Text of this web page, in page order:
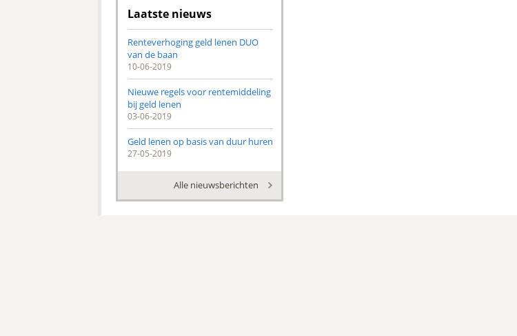
Laatste nieuws
Renteverhoging geld lenen DUO
van de baan
10-06-2019
Nieuwe regels voor rentemiddeling
bij geld lenen
03-06-2019
Geld lenen op basis van duur huren
27-05-2019
Alle nieuwsberichten